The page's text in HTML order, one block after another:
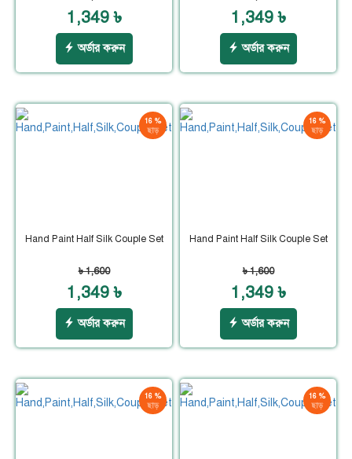
1,349 ৳
অর্ডার করুন
1,349 ৳
অর্ডার করুন
16 %
ছাড়
Hand Paint Half Silk Couple Set
৳ 1,600
1,349 ৳
অর্ডার করুন
16 %
ছাড়
Hand Paint Half Silk Couple Set
৳ 1,600
1,349 ৳
অর্ডার করুন
16 %
ছাড়
16 %
ছাড়